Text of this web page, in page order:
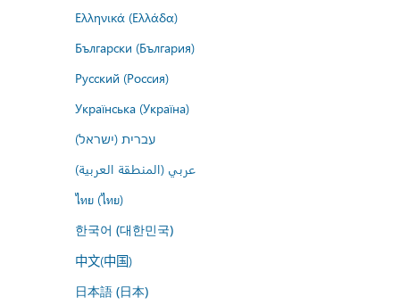
Ελληνικά (Ελλάδα)
Български (България)
Русский (Россия)
Українська (Україна)
עברית (ישראל)
عربي (المنطقة العربية)
ไทย (ไทย)
한국어 (대한민국)
中文(中国)
日本語 (日本)